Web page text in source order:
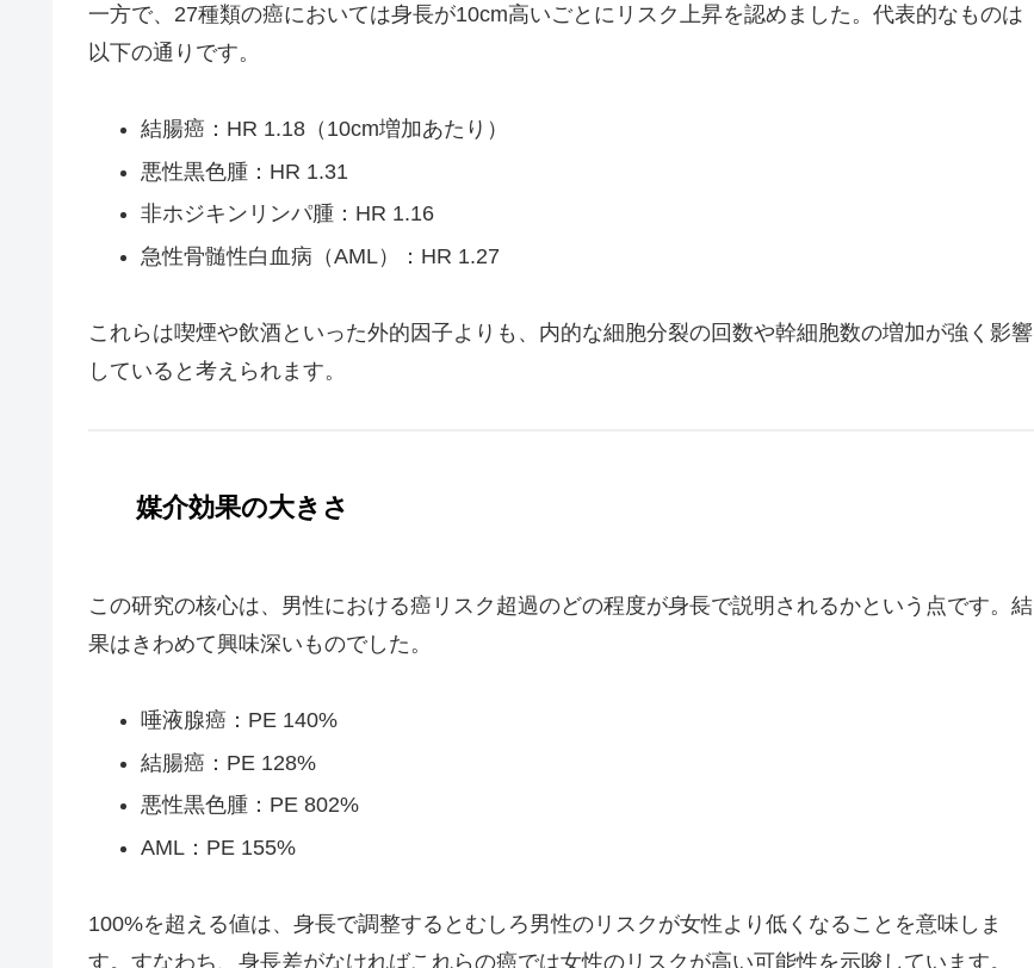
一方で、27種類の癌においては身長が10cm高いごとにリスク上昇を認めました。代表的なものは
以下の通りです。
結腸癌：HR 1.18（10cm増加あたり）
悪性黒色腫：HR 1.31
非ホジキンリンパ腫：HR 1.16
急性骨髄性白血病（AML）：HR 1.27
これらは喫煙や飲酒といった外的因子よりも、内的な細胞分裂の回数や幹細胞数の増加が強く影響
していると考えられます。
媒介効果の大きさ
この研究の核心は、男性における癌リスク超過のどの程度が身長で説明されるかという点です。結
果はきわめて興味深いものでした。
唾液腺癌：PE 140%
結腸癌：PE 128%
悪性黒色腫：PE 802%
AML：PE 155%
100%を超える値は、身長で調整するとむしろ男性のリスクが女性より低くなることを意味しま
す。すなわち、身長差がなければこれらの癌では女性のリスクが高い可能性を示唆しています。